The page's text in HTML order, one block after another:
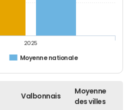
Moyenne nationale
2025
Valbonnais
Moyenne
des villes